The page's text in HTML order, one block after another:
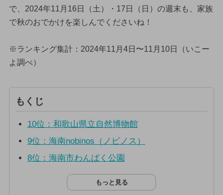
で、2024年11月16日（土）・17日（日）の週末も、家族
で秋のおでかけを楽しんでくださいね！
※ランキング集計：2024年11月4日〜11月10日（いこー
よ調べ）
もくじ
10位：和歌山県立自然博物館
9位：海南nobinos（ノビノス）
8位：海南市わんぱく公園
もっと見る